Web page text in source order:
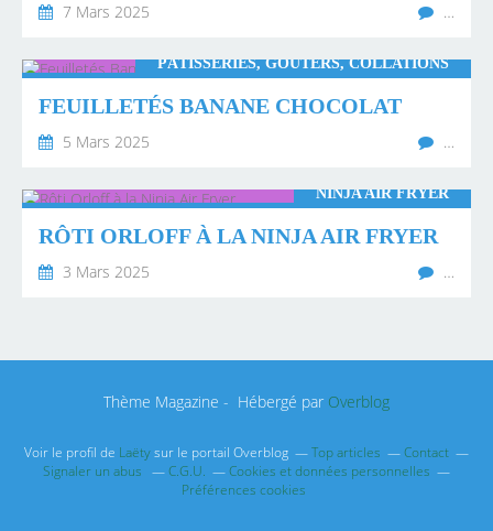
7 Mars 2025 …
PÂTISSERIES, GOÛTERS, COLLATIONS
FEUILLETÉS BANANE CHOCOLAT
5 Mars 2025 …
NINJA AIR FRYER
RÔTI ORLOFF À LA NINJA AIR FRYER
3 Mars 2025 …
Thème Magazine - Hébergé par Overblog
Voir le profil de Laëtysur le portail Overblog Top articles
Contact
Signaler un abus
C.G.U.
Cookies et données personnelles
Préférences cookies